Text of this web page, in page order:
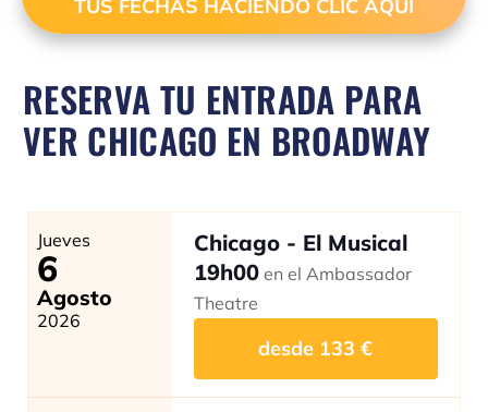
TUS FECHAS HACIENDO CLIC AQUÍ
RESERVA TU ENTRADA PARA
VER CHICAGO EN BROADWAY
Jueves
6
Agosto
2026
Chicago - El Musical
19h00 en el Ambassador
Theatre
desde 133 €